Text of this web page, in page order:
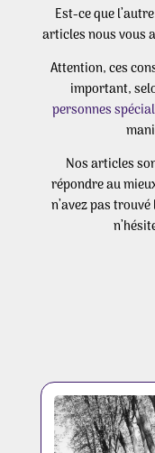
Est-ce que
articles nous vous
Attention, ces
important,
personnes
Nos articles
répondre au
n’avez pas